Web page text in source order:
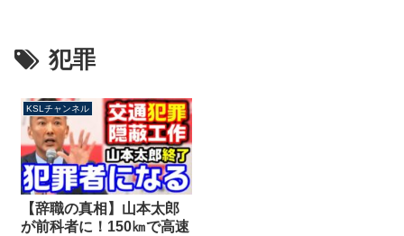
犯罪
KSLチャンネル
【辞職の真相】山本太郎
が前科者に！150㎞で高速